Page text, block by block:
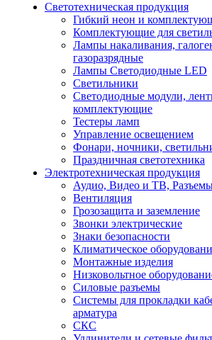
Светотехническая продукция
Гибкий неон и
Комплектующие для
Лампы накаливания,
газоразрядные
Лампы Светодиодные LED
Светильники
Светодиодные модули,
комплектующие
Тестеры ламп
Управление освещением
Фонари, ночники,
Праздничная светотехника
Электротехническая продукция
Аудио, Видео и ТВ,
Вентиляция
Грозозащита и заземление
Звонки электрические
Знаки безопасности
Климатическое
Монтажные изделия
Низковольтное
Силовые разъемы
Системы для прокладки
арматура
СКС